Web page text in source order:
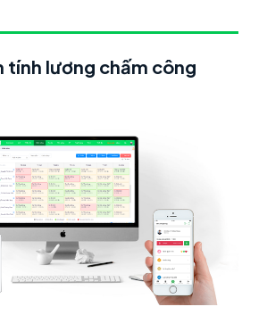
tính lương chấm công